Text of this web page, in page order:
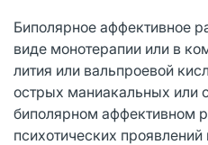
Биполярное аффективное
виде монотерапии или в
лития или вальпроевой
острых маниакальных или
биполярном аффективном
психотических